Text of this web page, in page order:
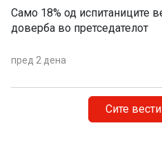
Само 18% од испитаниците
доверба во претседателот
пред 2 дена
Сите